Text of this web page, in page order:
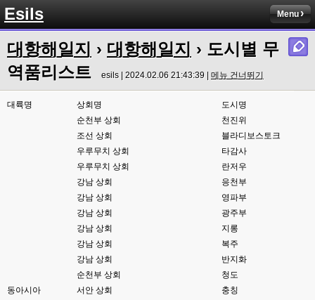
Esils Menu
대항해일지 › 대항해일지 › 도시별 무
역품리스트
esils | 2024.02.06 21:43:39 | 메뉴 건너뛰기
대륙명 상회명 도시명
동아시아
순천부 상회
천진위
조선 상회
블라디보스토크
우루무치 상회
타감사
우루무치 상회
란저우
강남 상회
응천부
강남 상회
영파부
강남 상회
광주부
강남 상회
지롱
강남 상회
복주
강남 상회
반지화
순천부 상회
청도
서안 상회
충칭
esils 23:34
esils
생각나는것중에 편의성좀 가춰볼려고했는데 만족 될련지는 몰겠습니다 하핫
고게임77
맞아요. 저도 실시간체팅 쓰는데 이게지원해주는곳에서 소켓끈키면 작동이 안
되서ㅎ-ㅎ 이건 나름대로 실시간 지원이 잘되는거같네요
어짜피 접속자도 없어서,......쿨럭
전 혼자라 ..